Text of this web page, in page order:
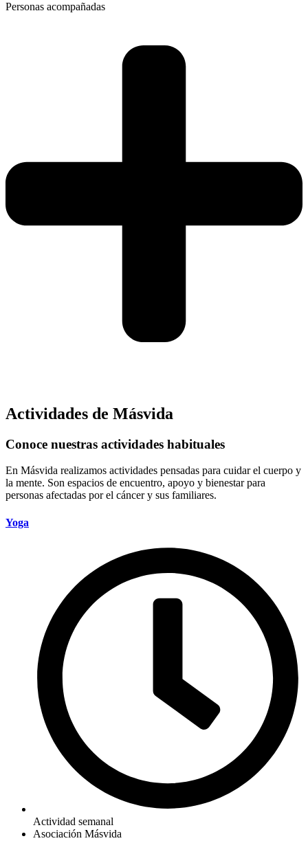
Personas acompañadas
Actividades de Másvida
Conoce nuestras actividades habituales
En Másvida realizamos actividades pensadas para cuidar el cuerpo y
la mente. Son espacios de encuentro, apoyo y bienestar para
personas afectadas por el cáncer y sus familiares.
Yoga
Actividad semanal
Asociación Másvida